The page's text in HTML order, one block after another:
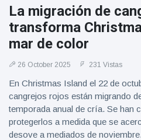
La migración de
transforma
mar de color
26 October 2025 231 Vistas
En Christmas Island el 22 de
cangrejos rojos están migrando
temporada anual de cría. Se han
protegerlos a medida que se
desove a mediados de noviembre.